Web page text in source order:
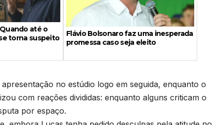
até o
torna suspeito
Flávio Bolsonaro faz uma inesperada
promessa caso seja eleito
no estúdio logo em seguida, enquanto o
com reações divididas: enquanto alguns criticam o
por espaço.